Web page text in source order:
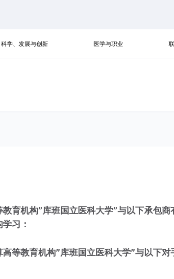
学、发展与创新 医学与职业
育机构”库班国立医科大学”与以下承包
习：
等教育机构”库班国立医科大学”与以下